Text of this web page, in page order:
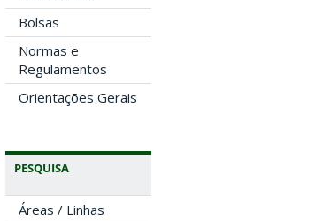
Bolsas
Normas e
Regulamentos
Orientações Gerais
PESQUISA
Áreas / Linhas